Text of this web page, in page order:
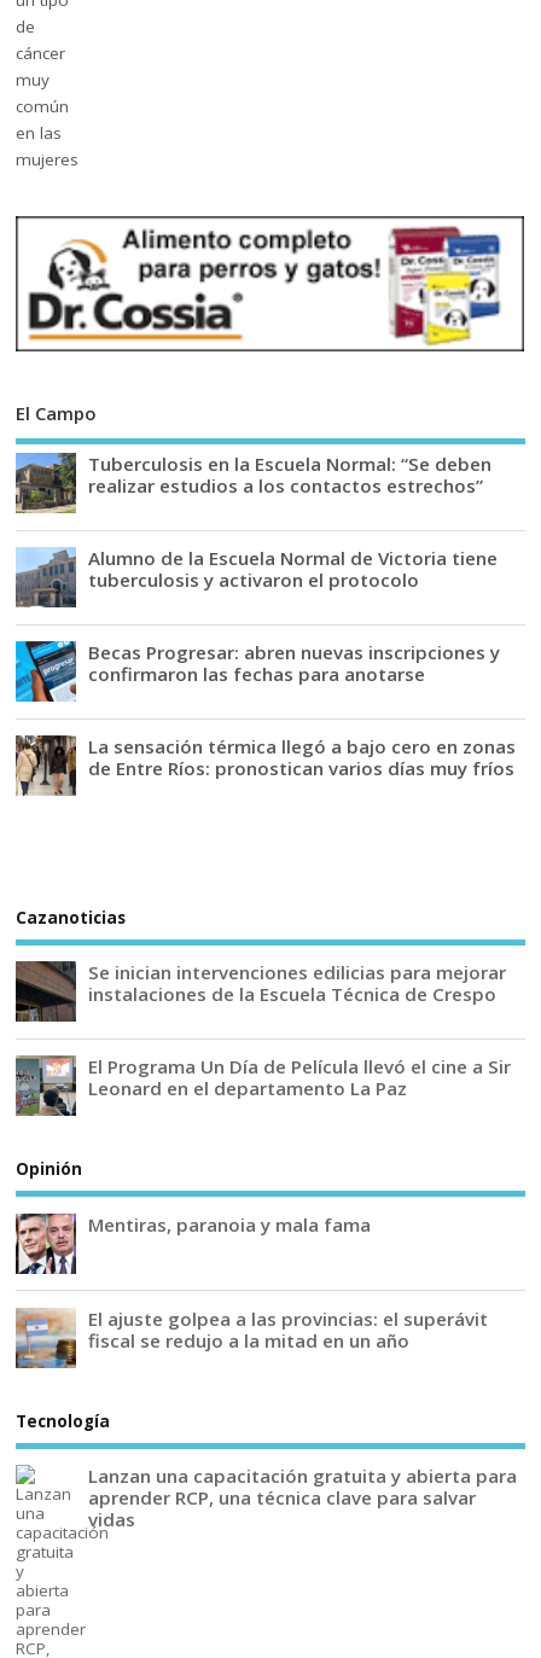
El Campo
Tuberculosis en la Escuela Normal: “Se deben
realizar estudios a los contactos estrechos”
Alumno de la Escuela Normal de Victoria tiene
tuberculosis y activaron el protocolo
Becas Progresar: abren nuevas inscripciones y
confirmaron las fechas para anotarse
La sensación térmica llegó a bajo cero en zonas
de Entre Ríos: pronostican varios días muy fríos
Cazanoticias
Se inician intervenciones edilicias para mejorar
instalaciones de la Escuela Técnica de Crespo
El Programa Un Día de Película llevó el cine a Sir
Leonard en el departamento La Paz
Opinión
Mentiras, paranoia y mala fama
El ajuste golpea a las provincias: el superávit
fiscal se redujo a la mitad en un año
Tecnología
Lanzan una capacitación gratuita y abierta para
aprender RCP, una técnica clave para salvar
vidas